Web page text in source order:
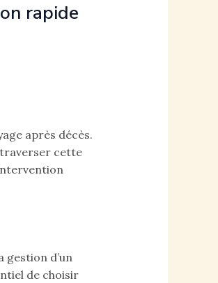
rapide
après décès.
traverser cette
gestion d’un
de choisir